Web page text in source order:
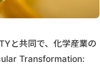
と共同で、化学産業の
Transformation: